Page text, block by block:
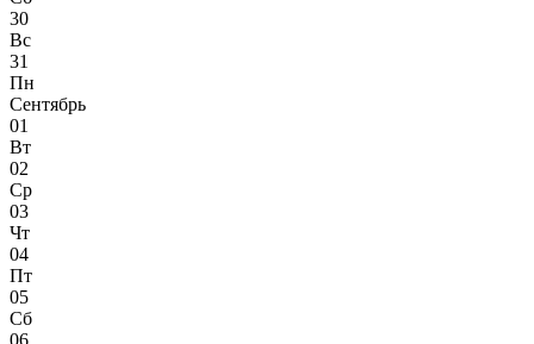
30
Вс
31
Пн
Сентябрь
01
Вт
02
Ср
03
Чт
04
Пт
05
Сб